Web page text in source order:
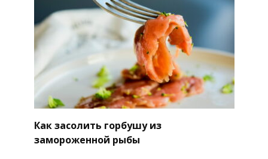
Как засолить горбушу из
замороженной рыбы